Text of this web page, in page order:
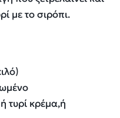
με το σιρόπι.
τυρί κρέμα,ή